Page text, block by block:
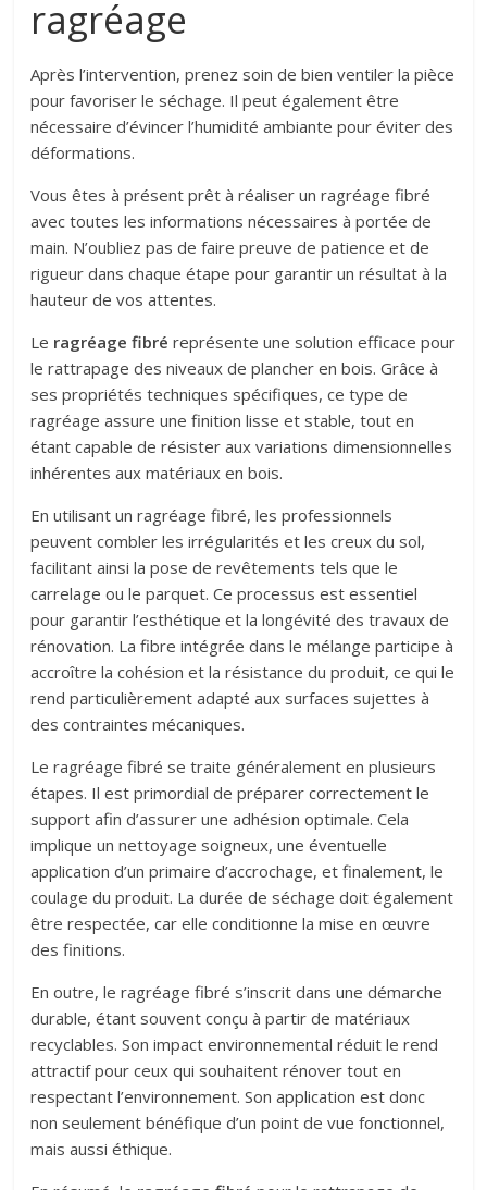
ragréage
Après l’intervention, prenez soin de bien ventiler la pièce
pour favoriser le séchage. Il peut également être
nécessaire d’évincer l’humidité ambiante pour éviter des
déformations.
Vous êtes à présent prêt à réaliser un ragréage fibré
avec toutes les informations nécessaires à portée de
main. N’oubliez pas de faire preuve de patience et de
rigueur dans chaque étape pour garantir un résultat à la
hauteur de vos attentes.
Le ragréage fibré représente une solution efficace pour
le rattrapage des niveaux de plancher en bois. Grâce à
ses propriétés techniques spécifiques, ce type de
ragréage assure une finition lisse et stable, tout en
étant capable de résister aux variations dimensionnelles
inhérentes aux matériaux en bois.
En utilisant un ragréage fibré, les professionnels
peuvent combler les irrégularités et les creux du sol,
facilitant ainsi la pose de revêtements tels que le
carrelage ou le parquet. Ce processus est essentiel
pour garantir l’esthétique et la longévité des travaux de
rénovation. La fibre intégrée dans le mélange participe à
accroître la cohésion et la résistance du produit, ce qui le
rend particulièrement adapté aux surfaces sujettes à
des contraintes mécaniques.
Le ragréage fibré se traite généralement en plusieurs
étapes. Il est primordial de préparer correctement le
support afin d’assurer une adhésion optimale. Cela
implique un nettoyage soigneux, une éventuelle
application d’un primaire d’accrochage, et finalement, le
coulage du produit. La durée de séchage doit également
être respectée, car elle conditionne la mise en œuvre
des finitions.
En outre, le ragréage fibré s’inscrit dans une démarche
durable, étant souvent conçu à partir de matériaux
recyclables. Son impact environnemental réduit le rend
attractif pour ceux qui souhaitent rénover tout en
respectant l’environnement. Son application est donc
non seulement bénéfique d’un point de vue fonctionnel,
mais aussi éthique.